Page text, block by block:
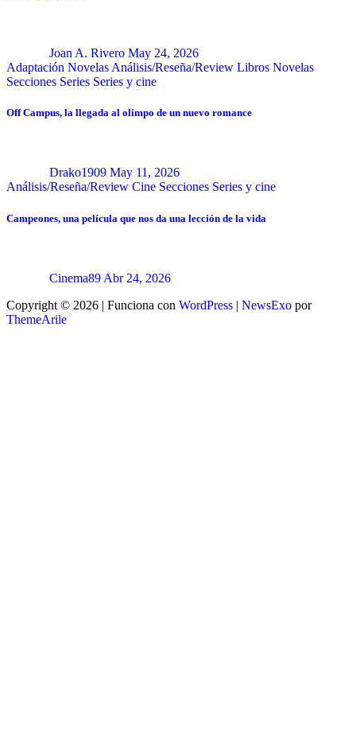
Joan A. Rivero May 24, 2026
Adaptación Novelas Análisis/Reseña/Review Libros Novelas
Secciones Series Series y cine
Off Campus, la llegada al olimpo de un nuevo romance
Drako1909 May 11, 2026
Análisis/Reseña/Review Cine Secciones Series y cine
Campeones, una película que nos da una lección de la vida
Cinema89 Abr 24, 2026
Copyright © 2026 | Funciona con WordPress | NewsExo por
ThemeArile